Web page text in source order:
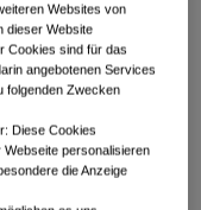
Websites von
dieser Website
Cookies sind für das
angebotenen Services
folgenden Zwecken
Diese Cookies
personalisieren
die Anzeige